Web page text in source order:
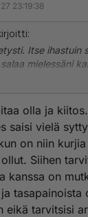
23:19:38
Itse ihastuin
mielessäni
uskon, että
olla ja
saisi vielä
on niin
Siihen
kanssa on
tasapainoista
eikä tarvitsisi